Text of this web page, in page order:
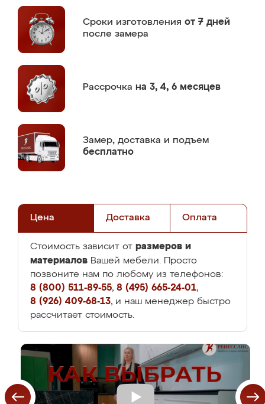
Сроки изготовления от 7 дней
после замера
Рассрочка на 3, 4, 6 месяцев
Замер, доставка и подъем
бесплатно
Цена Доставка Оплата
Стоимость зависит от размеров и
материалов Вашей мебели. Просто
позвоните нам по любому из телефонов:
8 (800) 511-89-55, 8 (495) 665-24-01,
8 (926) 409-68-13, и наш менеджер быстро
рассчитает стоимость.